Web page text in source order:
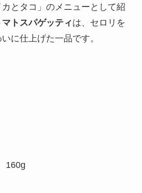
とタコ」のメニューとして紹
トスパゲッティは、セロリを
に仕上げた一品です。
160g